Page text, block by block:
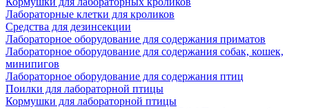
Лабораторные клетки для кроликов
Средства для дезинсекции
Лабораторное оборудование для содержания приматов
Лабораторное оборудование для содержания собак, кошек,
минипигов
Лабораторное оборудование для содержания птиц
Поилки для лабораторной птицы
Кормушки для лабораторной птицы